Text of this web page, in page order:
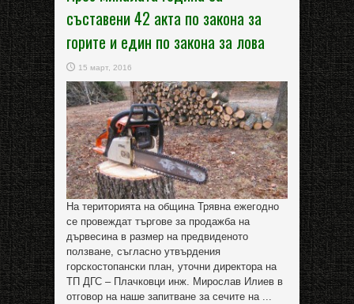
съставени 42 акта по закона за
горите и един по закона за лова
15 март, 2016
На територията на община Трявна ежегодно
се провеждат търгове за продажба на
дървесина в размер на предвиденото
ползване, съгласно утвърдения
горскостопански план, уточни директора на
ТП ДГС – Плачковци инж. Мирослав Илиев в
отговор на наше запитване за сечите на ...